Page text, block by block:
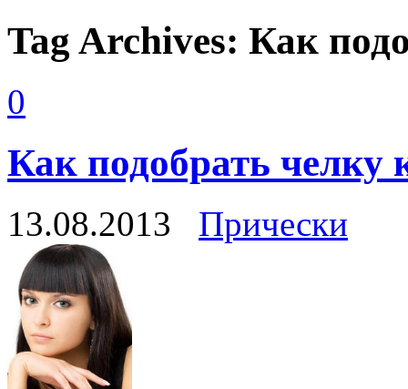
Tag Archives: Как
0
Как подобрать челку
13.08.2013 Прически